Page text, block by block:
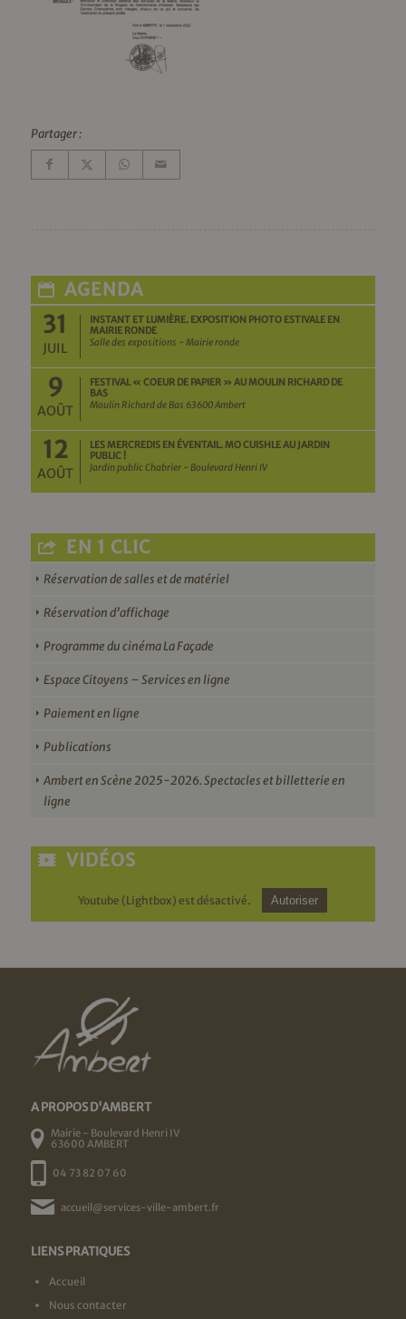
Partager :
AGENDA
31
JUIL
INSTANT ET LUMIÈRE. EXPOSITION PHOTO ESTIVALE EN
MAIRIE RONDE
Salle des expositions - Mairie ronde
9
AOÛT
FESTIVAL « COEUR DE PAPIER » AU MOULIN RICHARD DE
BAS
Moulin Richard de Bas 63600 Ambert
12
AOÛT
LES MERCREDIS EN ÉVENTAIL. MO CUISHLE AU JARDIN
PUBLIC !
Jardin public Chabrier - Boulevard Henri IV
EN 1 CLIC
Réservation de salles et de matériel
Réservation d’affichage
Programme du cinéma La Façade
Espace Citoyens – Services en ligne
Paiement en ligne
Publications
Ambert en Scène 2025-2026. Spectacles et billetterie en
ligne
VIDÉOS
Youtube (Lightbox) est désactivé. Autoriser
A PROPOS D'AMBERT
Mairie - Boulevard Henri IV
63600 AMBERT
04 73 82 07 60
accueil@services-ville-ambert.fr
LIENS PRATIQUES
Accueil
Nous contacter